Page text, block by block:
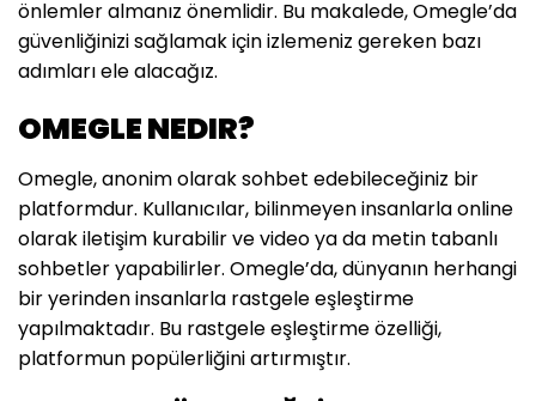
önlemler almanız önemlidir. Bu makalede, Omegle’da
güvenliğinizi sağlamak için izlemeniz gereken bazı
adımları ele alacağız.
OMEGLE NEDIR?
Omegle, anonim olarak sohbet edebileceğiniz bir
platformdur. Kullanıcılar, bilinmeyen insanlarla online
olarak iletişim kurabilir ve video ya da metin tabanlı
sohbetler yapabilirler. Omegle’da, dünyanın herhangi
bir yerinden insanlarla rastgele eşleştirme
yapılmaktadır. Bu rastgele eşleştirme özelliği,
platformun popülerliğini artırmıştır.